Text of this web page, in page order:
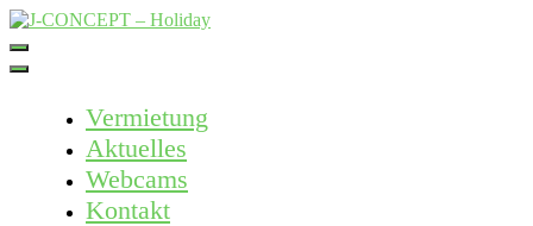
Skip
to
content
Vermietung
Aktuelles
Webcams
Kontakt